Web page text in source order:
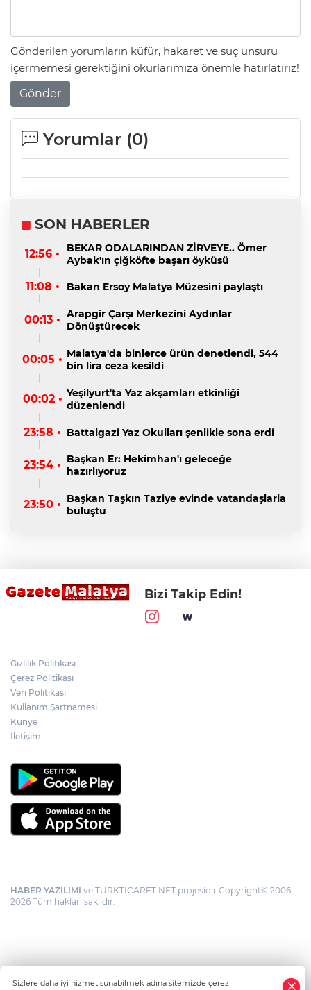
Gönderilen yorumların küfür, hakaret ve suç unsuru
içermemesi gerektiğini okurlarımıza önemle hatırlatırız!
Gönder
Yorumlar (0)
SON HABERLER
12:56 •
BEKAR ODALARINDAN ZİRVEYE.. Ömer
Aybak'ın çiğköfte başarı öyküsü
11:08 • Bakan Ersoy Malatya Müzesini paylaştı
00:13 • Arapgir Çarşı Merkezini Aydınlar
Dönüştürecek
00:05 • Malatya'da binlerce ürün denetlendi, 544
bin lira ceza kesildi
00:02 • Yeşilyurt'ta Yaz akşamları etkinliği
düzenlendi
23:58 • Battalgazi Yaz Okulları şenlikle sona erdi
23:54 • Başkan Er: Hekimhan'ı geleceğe
hazırlıyoruz
23:50 • Başkan Taşkın Taziye evinde vatandaşlarla
buluştu
Bizi Takip Edin!
Gizlilik Politikası
Çerez Politikası
Veri Politikası
Kullanım Şartnamesi
Künye
İletişim
HABER YAZILIMI ve TURKTICARET.NET projesidir Copyright© 2006-
2026 Tüm hakları saklıdır.
Sizlere daha iyi hizmet sunabilmek adına sitemizde çerez